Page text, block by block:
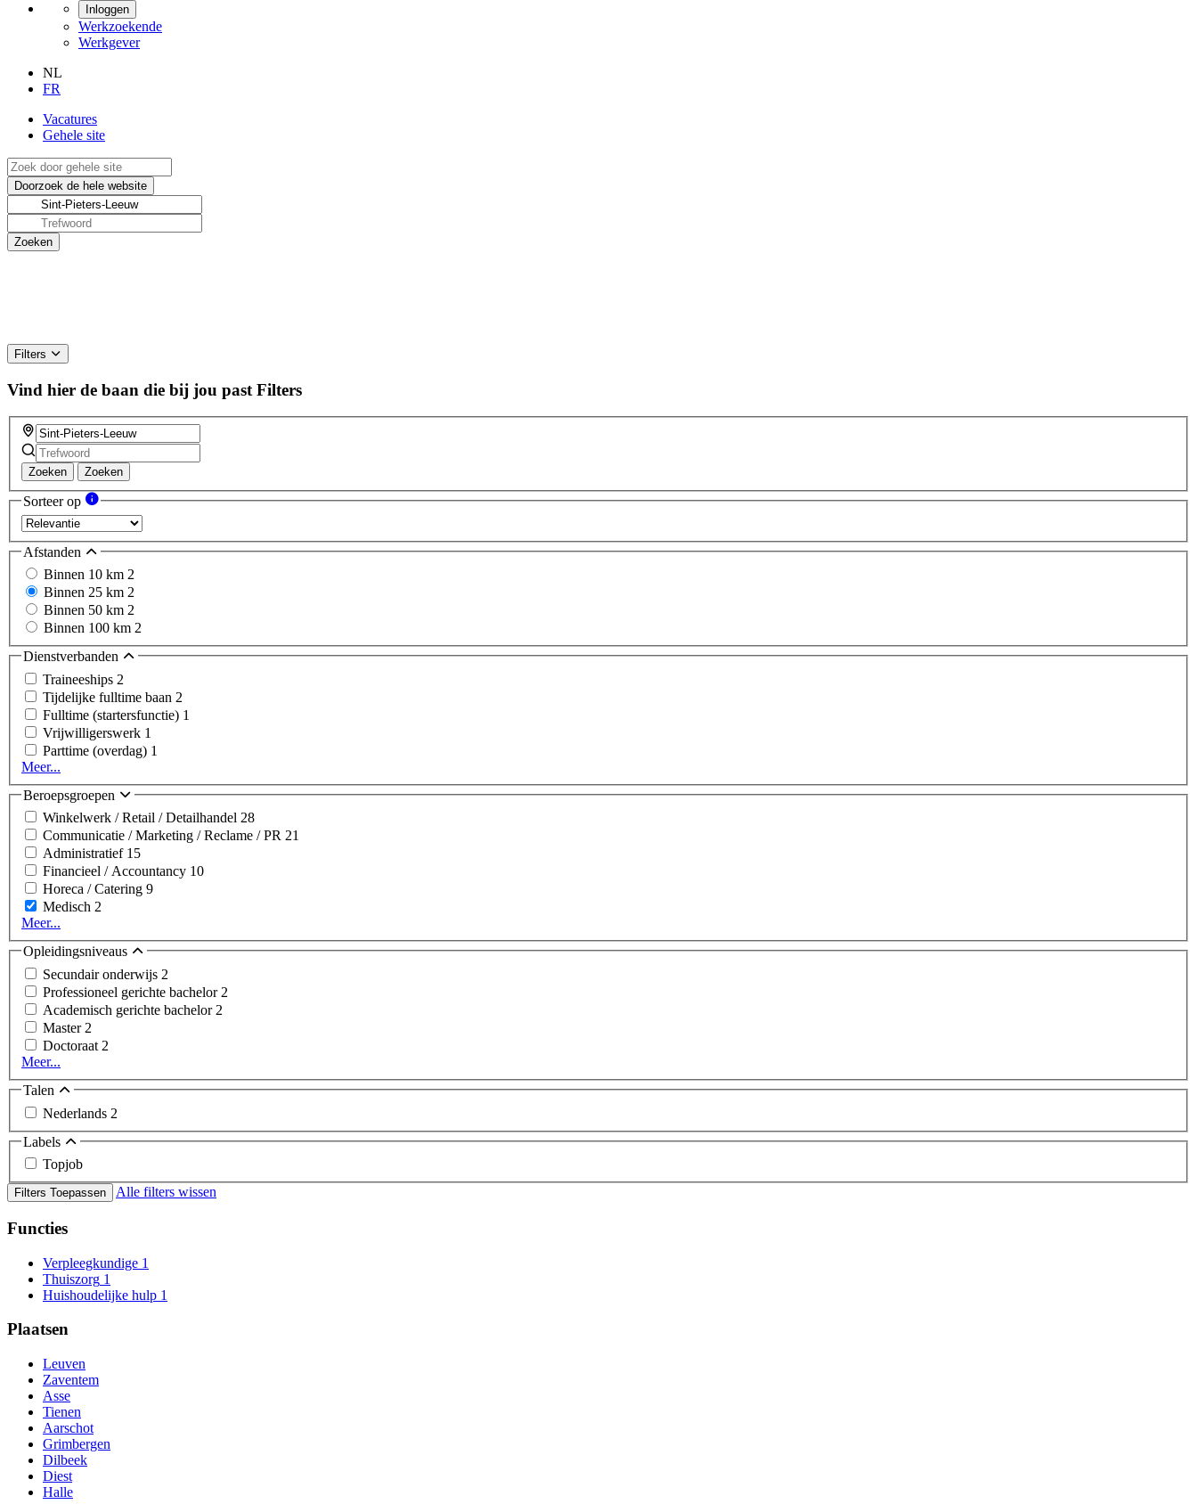
Inloggen
Werkzoekende
Werkgever
NL
FR
Vacatures
Gehele site
Filters
Vind hier de baan die bij jou past Filters
Zoeken Zoeken
Sorteer op
Afstanden
Binnen 10 km 2
Binnen 25 km 2
Binnen 50 km 2
Binnen 100 km 2
Dienstverbanden
Traineeships 2
Tijdelijke fulltime baan 2
Fulltime (startersfunctie) 1
Vrijwilligerswerk 1
Parttime (overdag) 1
Meer...
Beroepsgroepen
Winkelwerk / Retail / Detailhandel 28
Communicatie / Marketing / Reclame / PR 21
Administratief 15
Financieel / Accountancy 10
Horeca / Catering 9
Medisch 2
Meer...
Opleidingsniveaus
Secundair onderwijs 2
Professioneel gerichte bachelor 2
Academisch gerichte bachelor 2
Master 2
Doctoraat 2
Meer...
Talen
Nederlands 2
Labels
Topjob
Filters Toepassen Alle filters wissen
Functies
Verpleegkundige 1
Thuiszorg 1
Huishoudelijke hulp 1
Plaatsen
Leuven
Zaventem
Asse
Tienen
Aarschot
Grimbergen
Dilbeek
Diest
Halle